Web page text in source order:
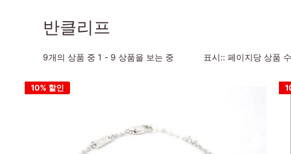
위
반클리프
9개의 상품 중 1 - 9 상품을 보는 중 표시:: 페이지당 상품 수
10% 할인